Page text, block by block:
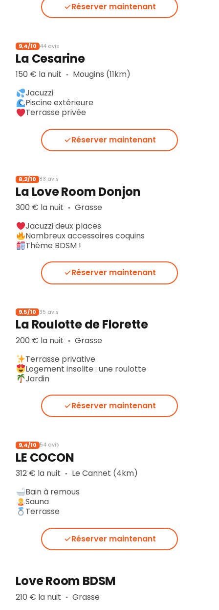
Réserver maintenant
9,4/10 44 avis
La Cesarine
150 € la nuit ▪︎ Mougins (11km)
Jacuzzi
Piscine extérieure
Terrasse privée
Réserver maintenant
8,2/10 83 avis
La Love Room Donjon
300 € la nuit ▪︎ Grasse
Jacuzzi deux places
Nombreux accessoires coquins
Thème BDSM !
Réserver maintenant
9,5/10 35 avis
La Roulotte de Florette
200 € la nuit ▪︎ Grasse
Terrasse privative
Logement insolite : une roulotte
Jardin
Réserver maintenant
9,4/10 54 avis
LE COCON
312 € la nuit ▪︎ Le Cannet (4km)
Bain à remous
Sauna
Terrasse
Réserver maintenant
Love Room BDSM
210 € la nuit ▪︎ Grasse